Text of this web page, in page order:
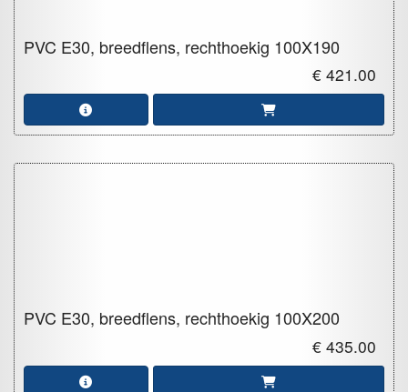
PVC E30, breedflens, rechthoekig 100X190
€ 421.00
PVC E30, breedflens, rechthoekig 100X200
€ 435.00